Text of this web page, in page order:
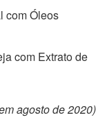
com Óleos
com Extrato de
agosto de 2020)